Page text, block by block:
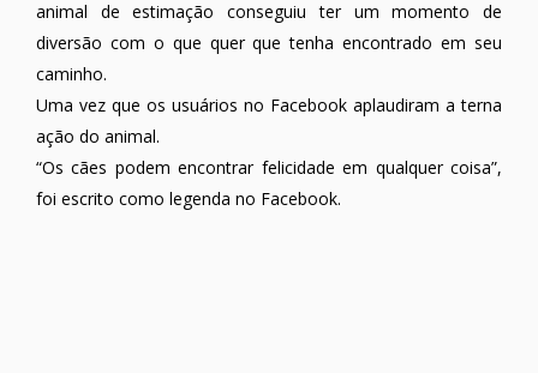
animal de estimação conseguiu ter um momento de
diversão com o que quer que tenha encontrado em seu
caminho.
Uma vez que os usuários no Facebook aplaudiram a terna
ação do animal.
“Os cães podem encontrar felicidade em qualquer coisa”,
foi escrito como legenda no Facebook.